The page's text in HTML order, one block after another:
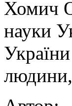
Хомич
науки